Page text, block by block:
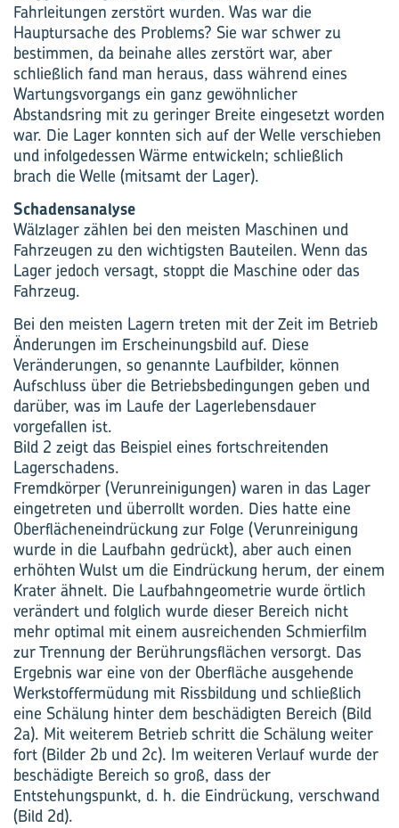
Fahrleitungen zerstört wurden. Was war die
Hauptursache des Problems? Sie war schwer zu
bestimmen, da beinahe alles zerstört war, aber
schließlich fand man heraus, dass während eines
Wartungsvorgangs ein ganz gewöhnlicher
Abstandsring mit zu geringer Breite eingesetzt worden
war. Die Lager konnten sich auf der Welle verschieben
und infolgedessen Wärme entwickeln; schließlich
brach die Welle (mitsamt der Lager).
Schadensanalyse
Wälzlager zählen bei den meisten Maschinen und
Fahrzeugen zu den wichtigsten Bauteilen. Wenn das
Lager jedoch versagt, stoppt die Maschine oder das
Fahrzeug.
Bei den meisten Lagern treten mit der Zeit im Betrieb
Änderungen im Erscheinungsbild auf. Diese
Veränderungen, so genannte Laufbilder, können
Aufschluss über die Betriebsbedingungen geben und
darüber, was im Laufe der Lagerlebensdauer
vorgefallen ist.
Bild 2 zeigt das Beispiel eines fortschreitenden
Lagerschadens.
Fremdkörper (Verunreinigungen) waren in das Lager
eingetreten und überrollt worden. Dies hatte eine
Oberflächeneindrückung zur Folge (Verunreinigung
wurde in die Laufbahn gedrückt), aber auch einen
erhöhten Wulst um die Eindrückung herum, der einem
Krater ähnelt. Die Laufbahngeometrie wurde örtlich
verändert und folglich wurde dieser Bereich nicht
mehr optimal mit einem ausreichenden Schmierfilm
zur Trennung der Berührungsflächen versorgt. Das
Ergebnis war eine von der Oberfläche ausgehende
Werkstoffermüdung mit Rissbildung und schließlich
eine Schälung hinter dem beschädigten Bereich (Bild
2a). Mit weiterem Betrieb schritt die Schälung weiter
fort (Bilder 2b und 2c). Im weiteren Verlauf wurde der
beschädigte Bereich so groß, dass der
Entstehungspunkt, d. h. die Eindrückung, verschwand
(Bild 2d).